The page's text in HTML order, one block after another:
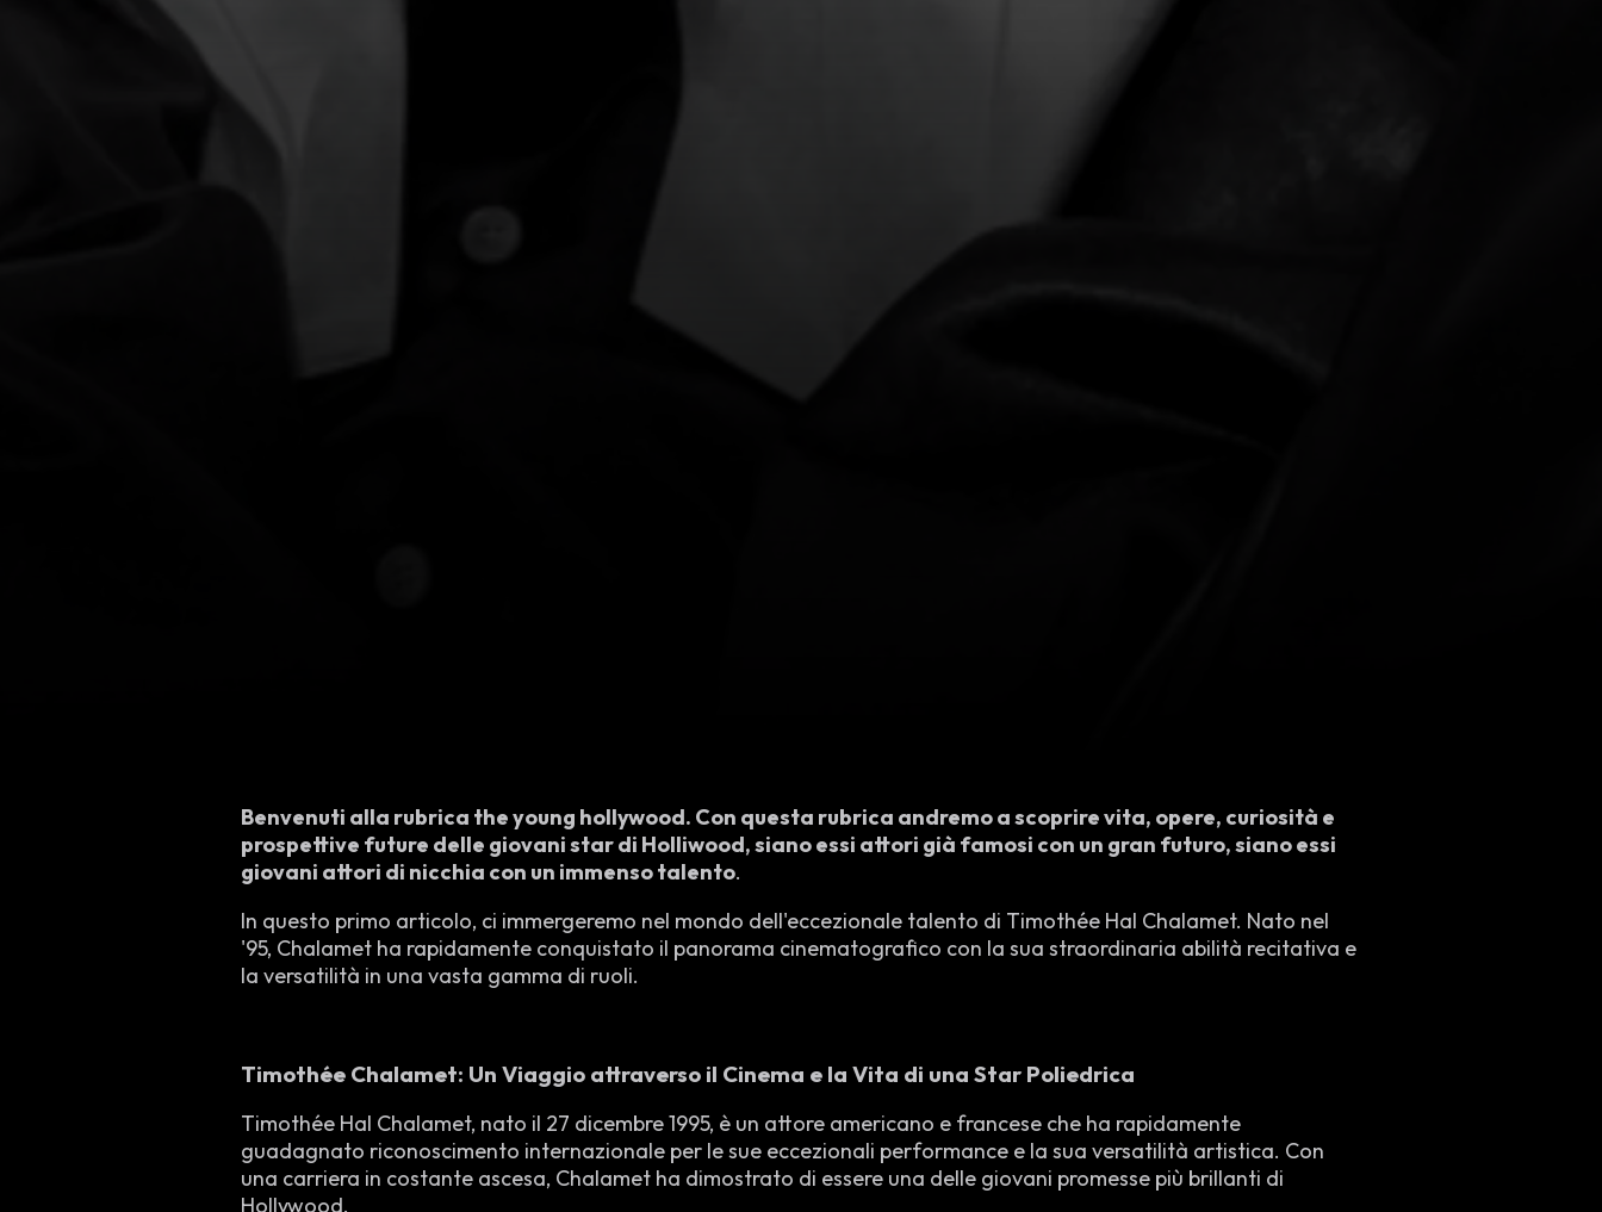
Benvenuti alla rubrica the young hollywood. Con questa rubrica andremo a scoprire vita, opere, curiosità e
prospettive future delle giovani star di Holliwood, siano essi attori già famosi con un gran futuro, siano essi
giovani attori di nicchia con un immenso talento.
In questo primo articolo, ci immergeremo nel mondo dell'eccezionale talento di Timothée Hal Chalamet. Nato nel
'95, Chalamet ha rapidamente conquistato il panorama cinematografico con la sua straordinaria abilità recitativa e
la versatilità in una vasta gamma di ruoli.
Timothée Chalamet: Un Viaggio attraverso il Cinema e la Vita di una Star Poliedrica
Timothée Hal Chalamet, nato il 27 dicembre 1995, è un attore americano e francese che ha rapidamente
guadagnato riconoscimento internazionale per le sue eccezionali performance e la sua versatilità artistica. Con
una carriera in costante ascesa, Chalamet ha dimostrato di essere una delle giovani promesse più brillanti di
Hollywood.